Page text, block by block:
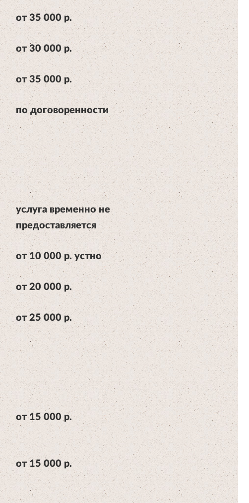
от 35 000 р.
от 30 000 р.
от 35 000 р.
по договоренности
услуга временно не
предоставляется
от 10 000 р. устно
от 20 000 р.
от 25 000 р.
от 15 000 р.
от 15 000 р.